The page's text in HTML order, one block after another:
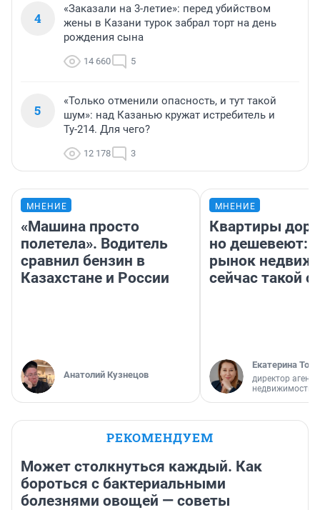
4
«Заказали на 3-летие»: перед убийством
жены в Казани турок забрал торт на день
рождения сына
14 660 5
5
«Только отменили опасность, и тут такой
шум»: над Казанью кружат истребитель и
Ту-214. Для чего?
12 178 3
МНЕНИЕ
«Машина просто
полетела». Водитель
сравнил бензин в
Казахстане и России
Анатолий Кузнецов
МНЕНИЕ
Квартиры
но дешевеют:
рынок
сейчас такой
Екатерина
директор
недвижимости
РЕКОМЕНДУЕМ
Может столкнуться каждый. Как
бороться с бактериальными
болезнями овощей — советы